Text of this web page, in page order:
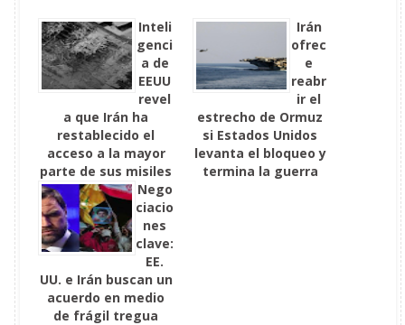
Inteli
genci
a de
EEUU
revel
a que Irán ha
restablecido el
acceso a la mayor
parte de sus misiles
Irán
ofrec
e
reabr
ir el
estrecho de Ormuz
si Estados Unidos
levanta el bloqueo y
termina la guerra
Nego
ciacio
nes
clave:
EE.
UU. e Irán buscan un
acuerdo en medio
de frágil tregua